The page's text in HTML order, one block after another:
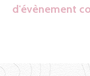
d'évènement